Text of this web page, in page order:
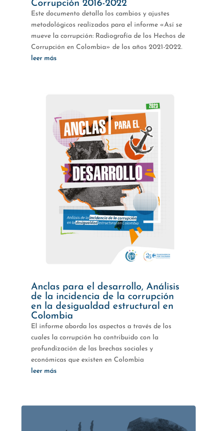
Corrupción 2016-2022
Este documento detalla los cambios y ajustes
metodológicos realizados para el informe «Así se
mueve la corrupción: Radiografía de los Hechos de
Corrupción en Colombia» de los años 2021-2022.
leer más
Anclas para el desarrollo, Análisis
de la incidencia de la corrupción
en la desigualdad estructural en
Colombia
El informe aborda los aspectos a través de los
cuales la corrupción ha contribuido con la
profundización de las brechas sociales y
económicas que existen en Colombia
leer más